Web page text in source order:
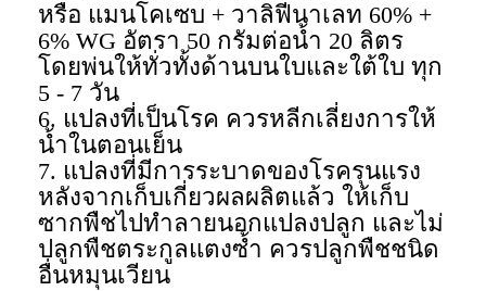
หรือ แมนโคเซบ + วาลิฟีนาเลท 60% +
6% WG อัตรา 50 กรัมต่อน้ำ 20 ลิตร
โดยพ่นให้ทั่วทั้งด้านบนใบและใต้ใบ ทุก
5 - 7 วัน
6. แปลงที่เป็นโรค ควรหลีกเลี่ยงการให้
น้ำในตอนเย็น
7. แปลงที่มีการระบาดของโรครุนแรง
หลังจากเก็บเกี่ยวผลผลิตแล้ว ให้เก็บ
ซากพืชไปทำลายนอกแปลงปลูก และไม่
ปลูกพืชตระกูลแตงซ้ำ ควรปลูกพืชชนิด
อื่นหมุนเวียน